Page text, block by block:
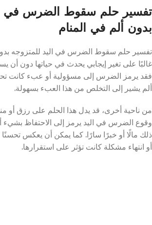
تفسير حلم سقوط الضرس في
بدون ألم في المنام
تفسير حلم سقوط الضرس في اليد للمتزوجه
غالبًا على تغير إيجابي يحدث في حياتها دون أن
فقد يرمز الضرس إلى مسؤولية أو عبء كانت
ألم يشير إلى التخلص من هذا العبء بسهولة.
من ناحية أخرى، قد يدل هذا الحلم على رزق أو
وقوع الضرس في اليد يرمز إلى الاحتفاظ بشيء
ذلك مالًا أو خبرًا سارًا. كما يمكن أن يعكس تحسنًا
أو انتهاء مشكلة كانت تؤثر على استقرارها.